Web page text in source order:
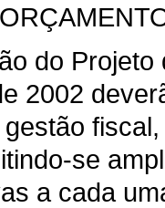
do
2002
se
a cada